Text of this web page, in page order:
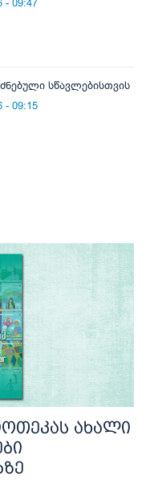
- 09:47
სწავლებისთვის
- 09:15
ახალი